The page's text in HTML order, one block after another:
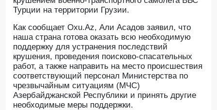
Турции на территории Грузии.
Как сообщает Oxu.Az, Али Асадов заявил, что
наша страна готова оказать всю необходимую
поддержку для устранения последствий
крушения, проведения поисково-спасательных
работ, а также направить на место происшествия
соответствующий персонал Министерства по
чрезвычайным ситуациям (МЧС)
Азербайджанской Республики и принять другие
необходимые меры поддержки.